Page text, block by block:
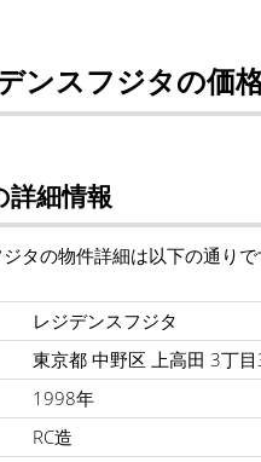
ンスフジタの価
詳細情報
タの物件詳細は以下の通りで
レジデンスフジタ
東京都 中野区 上高田 3丁目
1998年
RC造